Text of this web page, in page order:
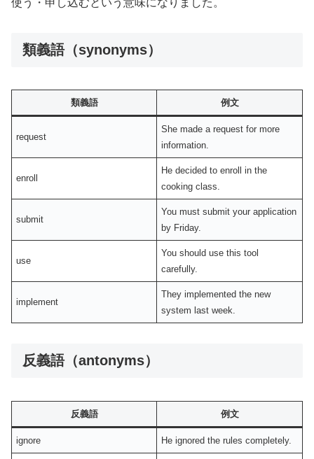
使う・申し込むという意味になりました。
類義語（synonyms）
類義語 例文
request
She made a request for more
information.
enroll
He decided to enroll in the
cooking class.
submit
You must submit your application
by Friday.
use
You should use this tool
carefully.
implement
They implemented the new
system last week.
反義語（antonyms）
反義語 例文
ignore He ignored the rules completely.